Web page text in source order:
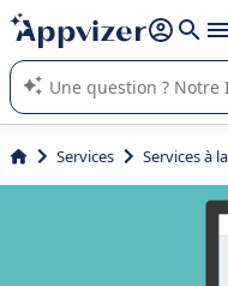
répondre (plusieurs lignes
L'IA de Appvizer vous
logiciel SaaS en entreprise.
Services Services à